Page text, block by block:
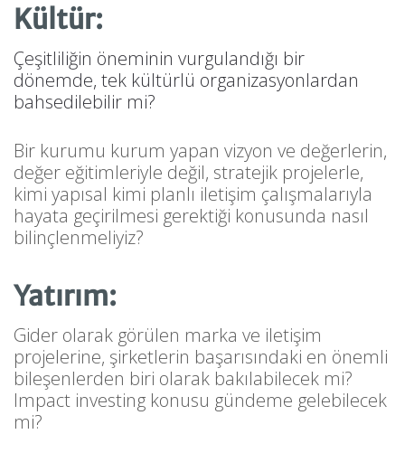
Kültür:
Çeşitliliğin öneminin vurgulandığı bir
dönemde, tek kültürlü organizasyonlardan
bahsedilebilir mi?
Bir kurumu kurum yapan vizyon ve değerlerin,
değer eğitimleriyle değil, stratejik projelerle,
kimi yapısal kimi planlı iletişim çalışmalarıyla
hayata geçirilmesi gerektiği konusunda nasıl
bilinçlenmeliyiz?
Yatırım:
Gider olarak görülen marka ve iletişim
projelerine, şirketlerin başarısındaki en önemli
bileşenlerden biri olarak bakılabilecek mi?
Impact investing konusu gündeme gelebilecek
mi?